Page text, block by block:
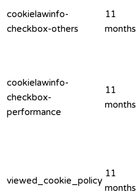
cookielawinfo-
checkbox-others
11
months
cookielawinfo-
checkbox-
performance
11
months
viewed_cookie_policy
11
months